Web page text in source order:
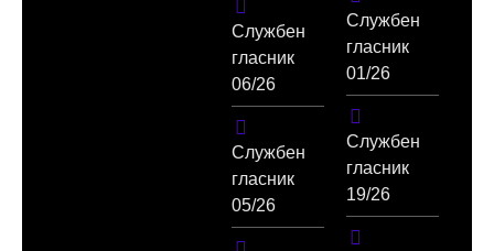
Службен
гласник
06/26
Службен
гласник
05/26
Службен
гласник
01/26
Службен
гласник
19/26